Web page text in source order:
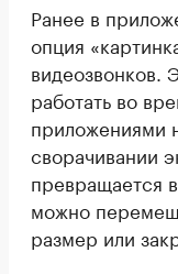
Ранее в
опция
видеозвонков.
работать во
приложениями
сворачивании
превращается
можно
размер или